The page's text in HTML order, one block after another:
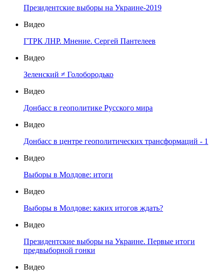
Президентские выборы на Украине-2019
Видео
ГТРК ЛНР. Мнение. Сергей Пантелеев
Видео
Зеленский ≠ Голобородько
Видео
Донбасс в геополитике Русского мира
Видео
Донбасс в центре геополитических трансформаций - 1
Видео
Выборы в Молдове: итоги
Видео
Выборы в Молдове: каких итогов ждать?
Видео
Президентские выборы на Украине. Первые итоги
предвыборной гонки
Видео